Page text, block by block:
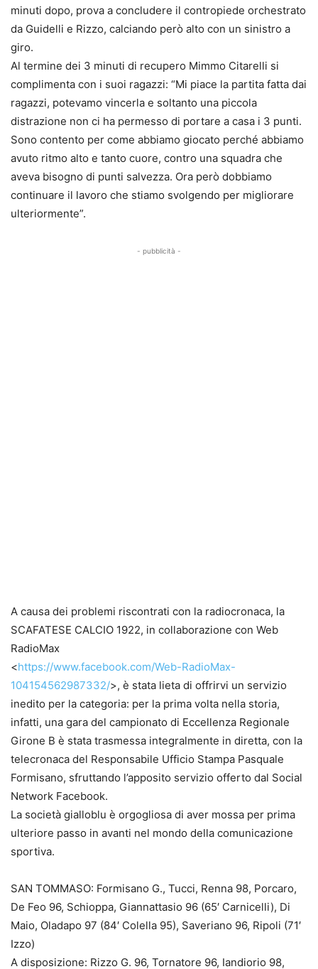
minuti dopo, prova a concludere il contropiede orchestrato
da Guidelli e Rizzo, calciando però alto con un sinistro a
giro.
Al termine dei 3 minuti di recupero Mimmo Citarelli si
complimenta con i suoi ragazzi: “Mi piace la partita fatta dai
ragazzi, potevamo vincerla e soltanto una piccola
distrazione non ci ha permesso di portare a casa i 3 punti.
Sono contento per come abbiamo giocato perché abbiamo
avuto ritmo alto e tanto cuore, contro una squadra che
aveva bisogno di punti salvezza. Ora però dobbiamo
continuare il lavoro che stiamo svolgendo per migliorare
ulteriormente”.
- pubblicità -
A causa dei problemi riscontrati con la radiocronaca, la
SCAFATESE CALCIO 1922, in collaborazione con Web
RadioMax
<https://www.facebook.com/Web-RadioMax-
104154562987332/>, è stata lieta di offrirvi un servizio
inedito per la categoria: per la prima volta nella storia,
infatti, una gara del campionato di Eccellenza Regionale
Girone B è stata trasmessa integralmente in diretta, con la
telecronaca del Responsabile Ufficio Stampa Pasquale
Formisano, sfruttando l’apposito servizio offerto dal Social
Network Facebook.
La società gialloblu è orgogliosa di aver mossa per prima
ulteriore passo in avanti nel mondo della comunicazione
sportiva.
SAN TOMMASO: Formisano G., Tucci, Renna 98, Porcaro,
De Feo 96, Schioppa, Giannattasio 96 (65′ Carnicelli), Di
Maio, Oladapo 97 (84′ Colella 95), Saveriano 96, Ripoli (71′
Izzo)
A disposizione: Rizzo G. 96, Tornatore 96, Iandiorio 98,